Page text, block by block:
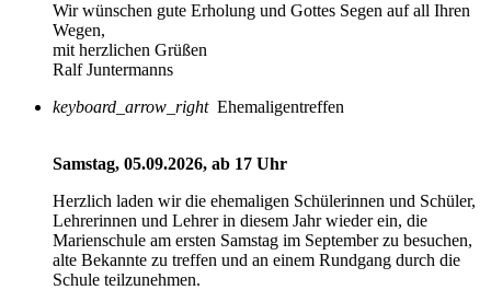
Wir wünschen gute Erholung und Gottes Segen auf all Ihren
Wegen,
mit herzlichen Grüßen
Ralf Juntermanns
keyboard_arrow_right Ehemaligentreffen
Samstag, 05.09.2026, ab 17 Uhr
Herzlich laden wir die ehemaligen Schülerinnen und Schüler,
Lehrerinnen und Lehrer in diesem Jahr wieder ein, die
Marienschule am ersten Samstag im September zu besuchen,
alte Bekannte zu treffen und an einem Rundgang durch die
Schule teilzunehmen.